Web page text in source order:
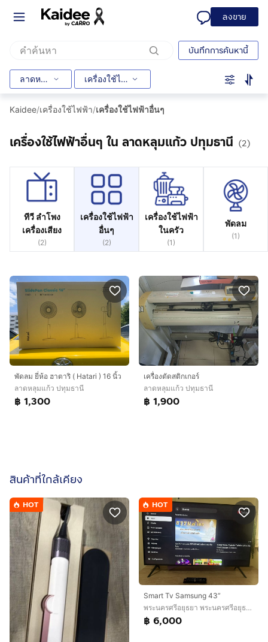
ลงขาย
บันทึกการค้นหานี้
ลาดหลุมแก้ว เครื่องใช้ไฟฟ้าอื่นๆ
Kaidee/เครื่องใช้ไฟฟ้า/เครื่องใช้ไฟฟ้าอื่นๆ
เครื่องใช้ไฟฟ้าอื่นๆ ใน ลาดหลุมแก้ว ปทุมธานี (2)
ทีวี ลำโพง
เครื่องเสียง
(2)
เครื่องใช้ไฟฟ้า
อื่นๆ
(2)
เครื่องใช้ไฟฟ้า
ในครัว
(1 )
พัดลม
(1 )
พัดลม ยี่ห้อ ฮาตาริ ( Hatari ) 16 นิ้ว
ลาดหลุมแก้ว ปทุมธานี
฿ 1,300
เครื่องตัดสติกเกอร์
ลาดหลุมแก้ว ปทุมธานี
฿ 1,900
สินค้าที่ใกล้เคียง
HOT HOT
Smart Tv Samsung 43”
พระนครศรีอยุธยา พระนครศรีอยุธยา
฿ 6,000